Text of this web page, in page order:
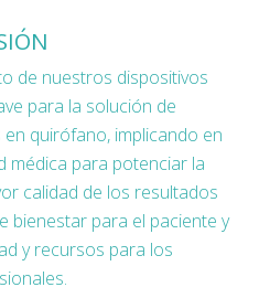
de nuestros dispositivos
para la solución de
quirófano, implicando en
médica para potenciar la
calidad de los resultados
bienestar para el paciente y
y recursos para los